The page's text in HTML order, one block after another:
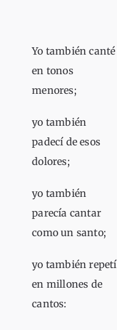
Yo también canté
en tonos
menores;
yo también
padecí de esos
dolores;
yo también
parecía cantar
como un santo;
yo también repetí
en millones de
cantos: